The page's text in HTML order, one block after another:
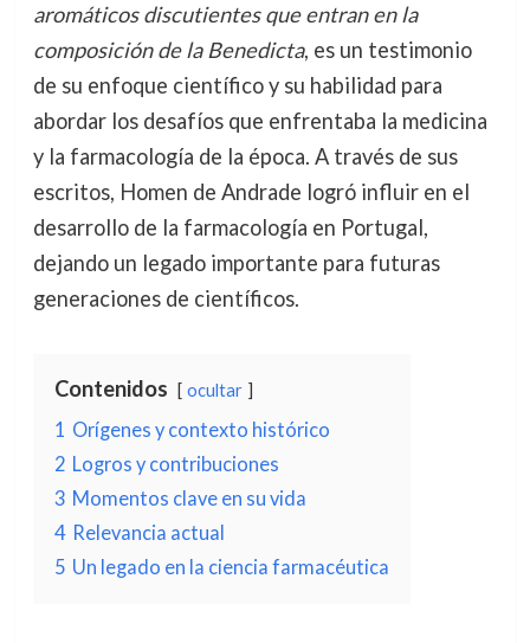
aromáticos discutientes que entran en la
composición de la Benedicta, es un testimonio
de su enfoque científico y su habilidad para
abordar los desafíos que enfrentaba la medicina
y la farmacología de la época. A través de sus
escritos, Homen de Andrade logró influir en el
desarrollo de la farmacología en Portugal,
dejando un legado importante para futuras
generaciones de científicos.
Contenidos ocultar
1 Orígenes y contexto histórico
2 Logros y contribuciones
3 Momentos clave en su vida
4 Relevancia actual
5 Un legado en la ciencia farmacéutica